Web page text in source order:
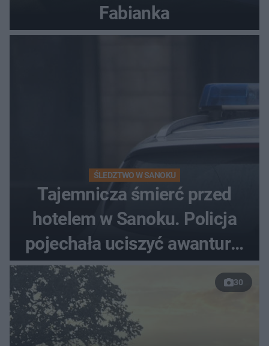
Fabianka
ŚLEDZTWO W SANOKU
Tajemnicza śmierć przed
hotelem w Sanoku. Policja
pojechała uciszyć awanturę,
znaleźli ciało
30